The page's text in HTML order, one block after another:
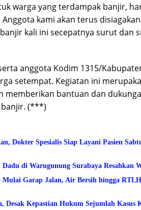
warga yang terdampak banjir,
kami akan terus
kali ini secepatnya surut dan
anggota Kodim 1315/
setempat. Kegiatan ini
memberikan bantuan dan
banjir. (***)
Dokter Spesialis Siap Layani Pasien
di Warugunung Surabaya Resahkan
Garap Jalan, Air Bersih hingga
Kepastian Hukum Sejumlah Kasus